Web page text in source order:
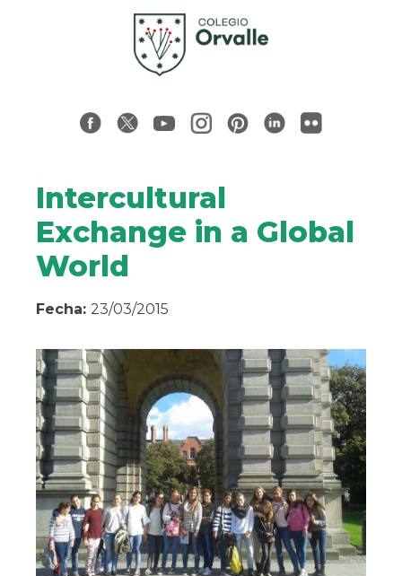
Intercultural
Exchange in a Global
World
Fecha: 23/03/2015